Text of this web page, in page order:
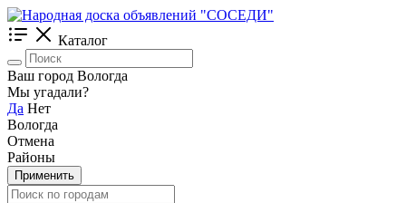
Каталог
Ваш город Вологда
Мы угадали?
Да Нет
Вологда
Отмена
Районы
Применить